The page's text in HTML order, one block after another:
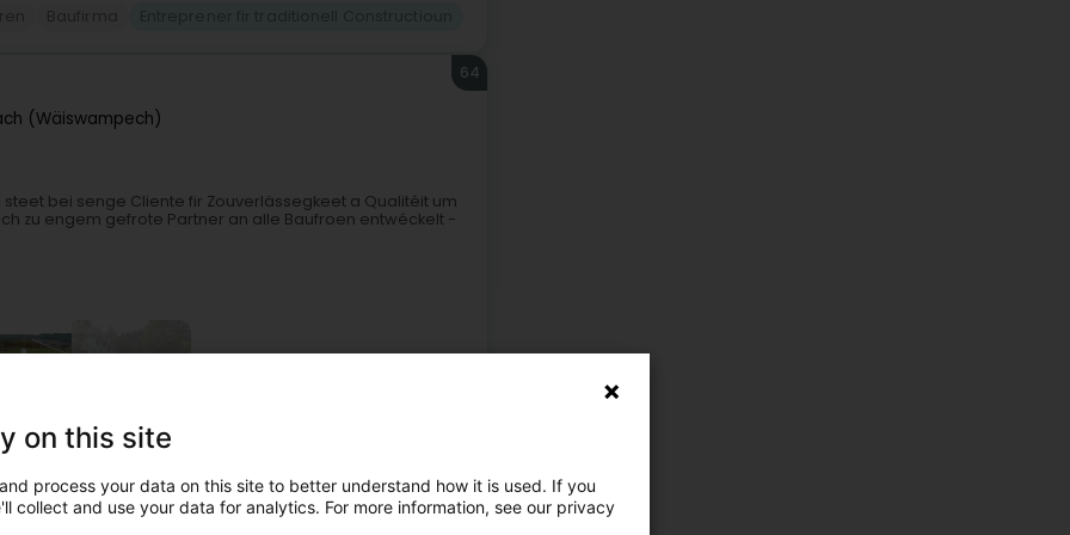
(Wäiswampech)
64
steet bei senge Cliente fir Zouverlässegkeet a Qualitéit um
zu engem gefrote Partner an alle Baufroen entwéckelt -
Entreprener fir traditionell Constructioun
on this site
process your data on this site to better understand how it is used. If you
collect and use your data for analytics. For more information, see our privacy